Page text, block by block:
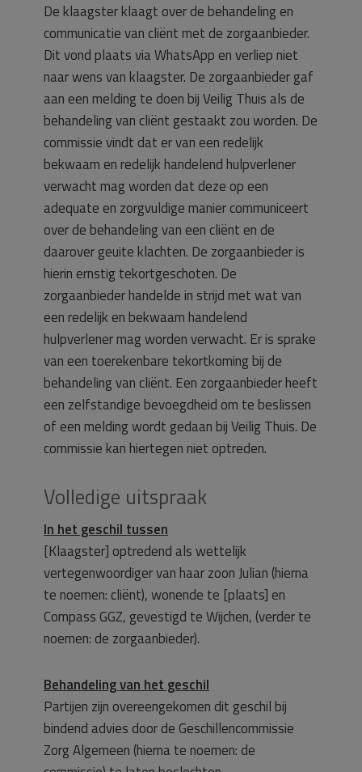
De klaagster klaagt over de behandeling en
communicatie van cliënt met de zorgaanbieder.
Dit vond plaats via WhatsApp en verliep niet
naar wens van klaagster. De zorgaanbieder gaf
aan een melding te doen bij Veilig Thuis als de
behandeling van cliënt gestaakt zou worden. De
commissie vindt dat er van een redelijk
bekwaam en redelijk handelend hulpverlener
verwacht mag worden dat deze op een
adequate en zorgvuldige manier communiceert
over de behandeling van een cliënt en de
daarover geuite klachten. De zorgaanbieder is
hierin ernstig tekortgeschoten. De
zorgaanbieder handelde in strijd met wat van
een redelijk en bekwaam handelend
hulpverlener mag worden verwacht. Er is sprake
van een toerekenbare tekortkoming bij de
behandeling van cliënt. Een zorgaanbieder heeft
een zelfstandige bevoegdheid om te beslissen
of een melding wordt gedaan bij Veilig Thuis. De
commissie kan hiertegen niet optreden.
Volledige uitspraak
In het geschil tussen
[Klaagster] optredend als wettelijk
vertegenwoordiger van haar zoon Julian (hierna
te noemen: cliënt), wonende te [plaats] en
Compass GGZ, gevestigd te Wijchen, (verder te
noemen: de zorgaanbieder).
Behandeling van het geschil
Partijen zijn overeengekomen dit geschil bij
bindend advies door de Geschillencommissie
Zorg Algemeen (hierna te noemen: de